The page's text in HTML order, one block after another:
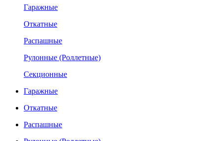
Гаражные
Откатные
Распашные
Рулонные (Роллетные)
Секционные
Гаражные
Откатные
Распашные